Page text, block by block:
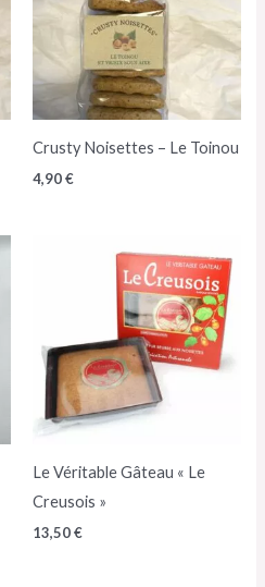
Crusty Noisettes – Le Toinou
4,90€
Le Véritable Gâteau « Le
Creusois »
13,50€